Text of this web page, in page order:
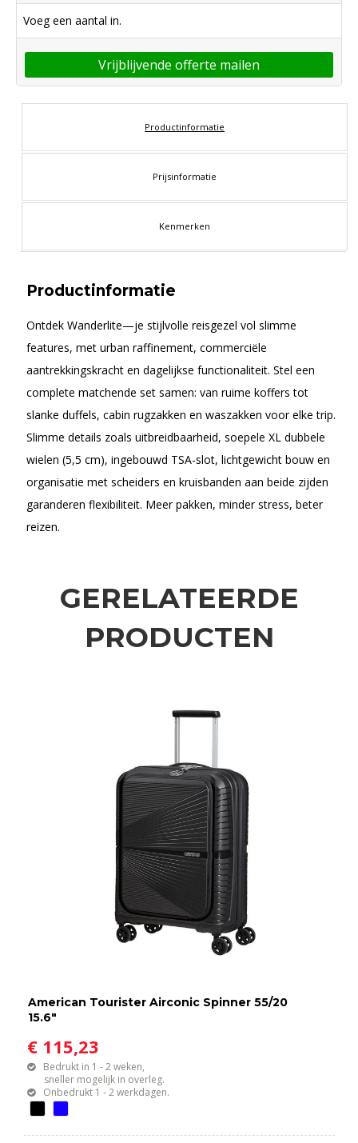
Voeg een aantal in.
Vrijblijvende offerte mailen
Productinformatie
Prijsinformatie
Kenmerken
Productinformatie
Ontdek Wanderlite—je stijlvolle reisgezel vol slimme
features, met urban raffinement, commerciële
aantrekkingskracht en dagelijkse functionaliteit. Stel een
complete matchende set samen: van ruime koffers tot
slanke duffels, cabin rugzakken en waszakken voor elke trip.
Slimme details zoals uitbreidbaarheid, soepele XL dubbele
wielen (5,5 cm), ingebouwd TSA-slot, lichtgewicht bouw en
organisatie met scheiders en kruisbanden aan beide zijden
garanderen flexibiliteit. Meer pakken, minder stress, beter
reizen.
GERELATEERDE
PRODUCTEN
American Tourister Airconic Spinner 55/20
15.6"
€ 115,23
Bedrukt in 1 - 2 weken,
sneller mogelijk in overleg.
Onbedrukt 1 - 2 werkdagen.